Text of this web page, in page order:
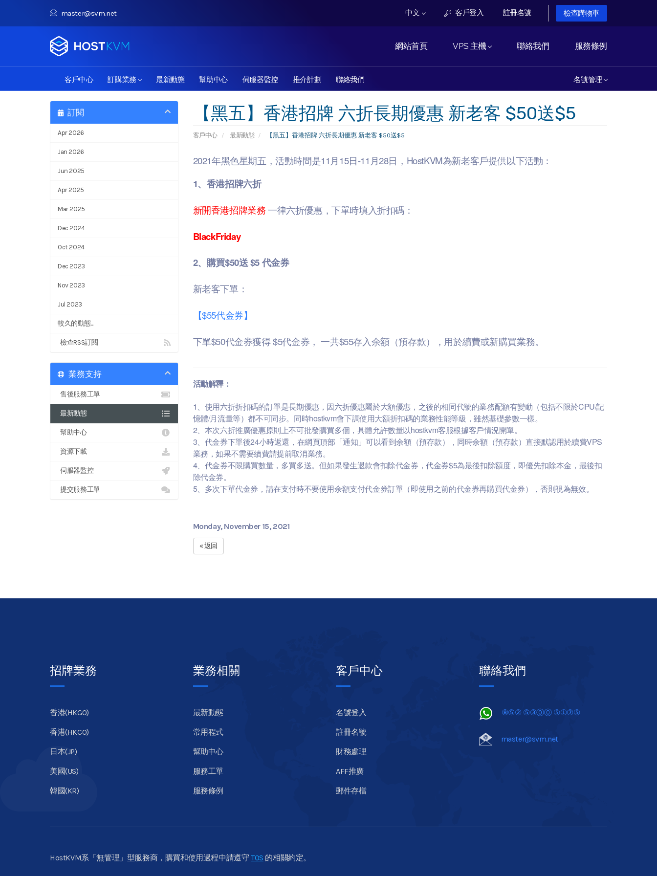
master@svm.net 中文 客戶登入 註冊名號 檢查購物車
網站首頁 VPS 主機 聯絡我們 服務條例
客戶中心 訂購業務 最新動態 幫助中心 伺服器監控 推介計劃 聯絡我們 名號管理
【黑五】香港招牌 六折長期優惠 新老客 $50送$5
客戶中心 最新動態 【黑五】香港招牌 六折長期優惠 新老客 $50送$5
訂閱
Apr 2026
Jan 2026
Jun 2025
Apr 2025
Mar 2025
Dec 2024
Oct 2024
Dec 2023
Nov 2023
Jul 2023
較久的動態...
檢查RSS訂閱
2021年黑色星期五，活動時間是11月15日-11月28日，HostKVM為新老客戶提供以下活動：
1、香港招牌六折
新開香港招牌業務 一律六折優惠，下單時填入折扣碼：
BlackFriday
2、購買$50送 $5 代金券
新老客下單：
【$55代金券】
下單$50代金券獲得 $5代金券， 一共$55存入余額（預存款），用於續費或新購買業務。
活動解釋：
1、使用六折折扣碼的訂單是長期優惠，因六折優惠屬於大額優惠，之後的相同代號的業務配額有變動（包括不限於CPU/記
憶體/月流量等）都不可同步。同時hostkvm會下調使用大額折扣碼的業務性能等級，雖然基礎參數一樣。
2、本次六折推廣優惠原則上不可批發購買多個，具體允許數量以hostkvm客服根據客戶情況開單。
3、代金券下單後24小時返還，在網頁頂部「通知」可以看到余額（預存款），同時余額（預存款）直接默認用於續費VPS
業務，如果不需要續費請提前取消業務。
4、代金券不限購買數量，多買多送。但如果發生退款會扣除代金券，代金券$5為最後扣除額度，即優先扣除本金，最後扣
除代金券。
5、多次下單代金券，請在支付時不要使用余額支付代金券訂單（即使用之前的代金券再購買代金券），否則視為無效。
Monday, November 15, 2021
« 返回
業務支持
售後服務工單
最新動態
幫助中心
資源下載
伺服器監控
提交服務工單
招牌業務
香港(HKGO)
香港(HKCO)
日本(JP)
美國(US)
韓國(KR)
業務相關
最新動態
常用程式
幫助中心
服務工單
服務條例
客戶中心
名號登入
註冊名號
財務處理
AFF推廣
郵件存檔
聯絡我們
⑧⑤② ⑤③⓪⓪ ⑤①⑦⑤
master@svm.net
HostKVM系「無管理」型服務商，購買和使用過程中請遵守TOS 的相關約定。